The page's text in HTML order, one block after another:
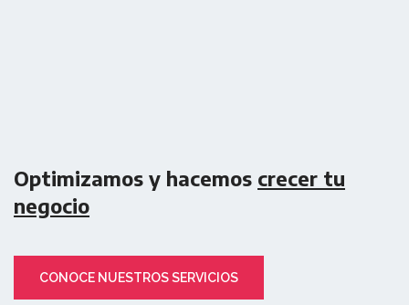
Optimizamos y hacemos crecer tu
negocio
CONOCE NUESTROS SERVICIOS